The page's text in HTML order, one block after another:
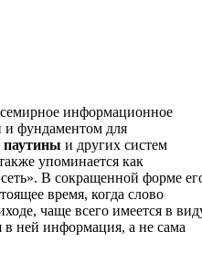
информационное
и фундаментом для
паутины и других систем
упоминается как
В сокращенной форме
время, когда слово
чаще всего имеется в
в ней информация, а не сама